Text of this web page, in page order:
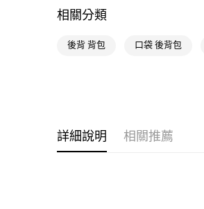
相關分類
後背 背包 口袋 後背包
詳細說明 相關推薦